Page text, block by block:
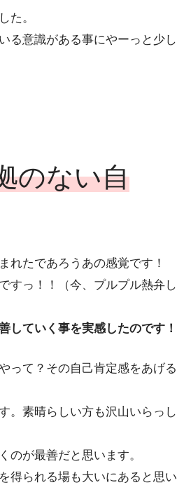
た。
る意識がある事にやーっと少し
のない自
れたであろうあの感覚です！
すっ！！（今、プルプル熱弁し
していく事を実感したのです！
って？その自己肯定感をあげる
。素晴らしい方も沢山いらっし
のが最善だと思います。
得られる場も大いにあると思い